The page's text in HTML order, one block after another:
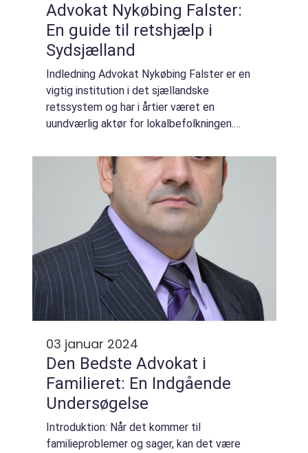
Advokat Nykøbing Falster:
En guide til retshjælp i
Sydsjælland
Indledning Advokat Nykøbing Falster er en
vigtig institution i det sjællandske
retssystem og har i årtier været en
uundværlig aktør for lokalbefolkningen.
som privatkunde eller erhvervsejer, kan man
03 januar 2024
Den Bedste Advokat i
Familieret: En Indgående
Undersøgelse
Introduktion: Når det kommer til
familieproblemer og sager, kan det være